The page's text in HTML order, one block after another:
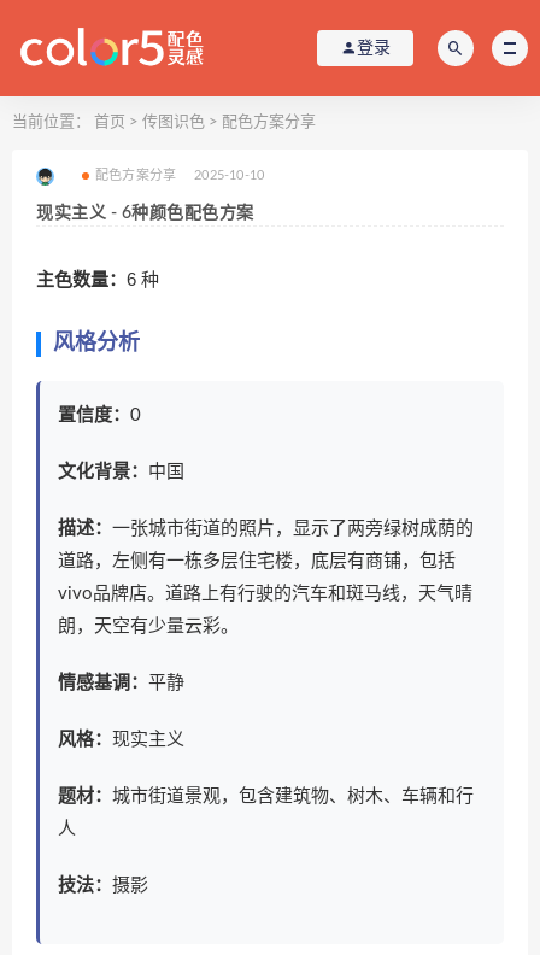
登录
当前位置： 首页 > 传图识色 > 配色方案分享
配色方案分享 2025-10-10
现实主义 - 6种颜色配色方案
主色数量： 6 种
风格分析
置信度： 0
文化背景： 中国
描述： 一张城市街道的照片，显示了两旁绿树成荫的
道路，左侧有一栋多层住宅楼，底层有商铺，包括
vivo品牌店。道路上有行驶的汽车和斑马线，天气晴
朗，天空有少量云彩。
情感基调： 平静
风格： 现实主义
题材： 城市街道景观，包含建筑物、树木、车辆和行
人
技法： 摄影